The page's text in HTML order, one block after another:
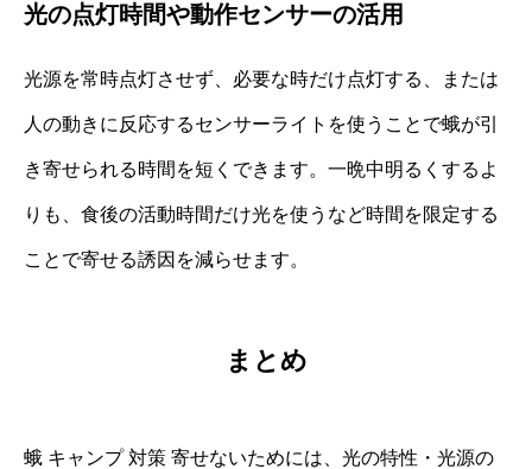
光の点灯時間や動作センサーの活用
光源を常時点灯させず、必要な時だけ点灯する、または
人の動きに反応するセンサーライトを使うことで蛾が引
き寄せられる時間を短くできます。一晩中明るくするよ
りも、食後の活動時間だけ光を使うなど時間を限定する
ことで寄せる誘因を減らせます。
まとめ
蛾 キャンプ 対策 寄せないためには、光の特性・光源の